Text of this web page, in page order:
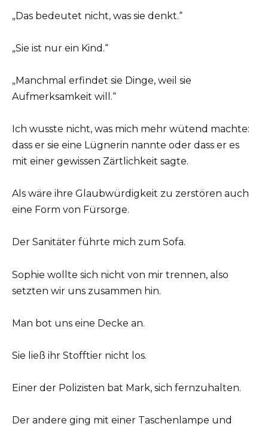
„Das bedeutet nicht, was sie denkt.“
„Sie ist nur ein Kind.“
„Manchmal erfindet sie Dinge, weil sie
Aufmerksamkeit will.“
Ich wusste nicht, was mich mehr wütend machte:
dass er sie eine Lügnerin nannte oder dass er es
mit einer gewissen Zärtlichkeit sagte.
Als wäre ihre Glaubwürdigkeit zu zerstören auch
eine Form von Fürsorge.
Der Sanitäter führte mich zum Sofa.
Sophie wollte sich nicht von mir trennen, also
setzten wir uns zusammen hin.
Man bot uns eine Decke an.
Sie ließ ihr Stofftier nicht los.
Einer der Polizisten bat Mark, sich fernzuhalten.
Der andere ging mit einer Taschenlampe und